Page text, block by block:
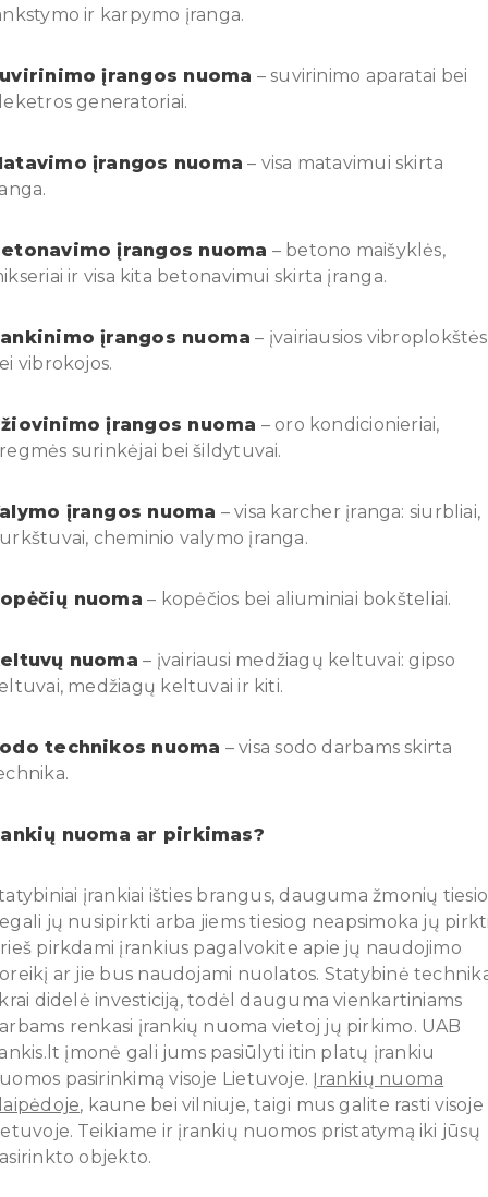
ir karpymo įranga.
įrangos nuoma – suvirinimo aparatai bei
generatoriai.
įrangos nuoma – visa matavimui skirta
įrangos nuoma – betono maišyklės,
ir visa kita betonavimui skirta įranga.
įrangos nuoma – įvairiausios vibroplokštės
vibrokojos.
įrangos nuoma – oro kondicionieriai,
surinkėjai bei šildytuvai.
įrangos nuoma – visa karcher įranga: siurbliai,
cheminio valymo įranga.
nuoma – kopėčios bei aliuminiai bokšteliai.
nuoma – įvairiausi medžiagų keltuvai: gipso
medžiagų keltuvai ir kiti.
technikos nuoma – visa sodo darbams skirta
nuoma ar pirkimas?
įrankiai išties brangus, dauguma žmonių
jų nusipirkti arba jiems tiesiog neapsimoka jų
pirkdami įrankius pagalvokite apie jų naudojimo
ar jie bus naudojami nuolatos. Statybinė
didelė investiciją, todėl dauguma vienkartiniams
renkasi įrankių nuoma vietoj jų pirkimo. UAB
įmonė gali jums pasiūlyti itin platų įrankiu
pasirinkimą visoje Lietuvoje. Įrankių nuoma
, kaune bei vilniuje, taigi mus galite rasti visoje
Teikiame ir įrankių nuomos pristatymą iki jūsų
objekto.